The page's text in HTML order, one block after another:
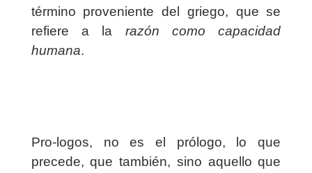
término proveniente del griego, que se
refiere a la razón como capacidad
humana.
Pro-logos, no es el prólogo, lo que
precede, que también, sino aquello que